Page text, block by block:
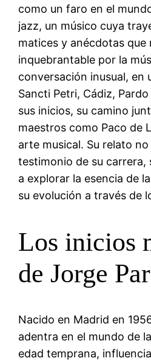
como un faro en el
jazz, un músico cuya
matices y anécdotas que
inquebrantable por la
conversación inusual, en
Sancti Petri, Cádiz,
sus inicios, su camino
maestros como Paco de
arte musical. Su relato no
testimonio de su carrera,
a explorar la esencia de
su evolución a través de
Los inicios
de Jorge
Nacido en Madrid en
adentra en el mundo de
edad temprana,